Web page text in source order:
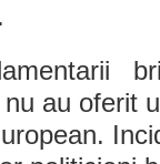
au oferit